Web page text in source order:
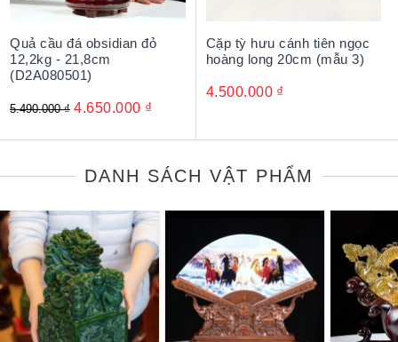
Quả cầu đá obsidian đỏ
12,2kg - 21,8cm
(D2A080501)
5.490.000 ₫ 4.650.000 ₫
Cặp tỳ hưu cánh tiên ngọc
hoàng long 20cm (mẫu 3)
4.500.000 ₫
DANH SÁCH VẬT PHẨM